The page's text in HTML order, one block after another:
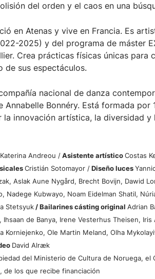
del orden y el caos en una
en Atenas y vive en Francia. Es
2025) y del programa de máster
Crea prácticas físicas únicas para
de sus espectáculos.
nacional de danza
Bonnéry. Está formada por
la innovación artística, la diversidad
Katerina Andreou /Asistente artísticoCostas
Cristián Sotomayor /Diseño luces
Aslak Aune Nygård, Brecht Bovijn, Dawid
Nadege Kubwayo, Noam Eidelman Shatil,
Stetsyuk/ Bailarines cásting original Adrian
Ihsaan de Banya, Irene Vesterhus Theisen,
Korniejenko, Ole Martin Meland, Olha
David Alræk
del Ministerio de Cultura de Noruega, el
de los que recibe financiación